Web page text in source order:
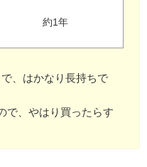
約1年
、はかなり長持ちで
で、やはり買ったらす